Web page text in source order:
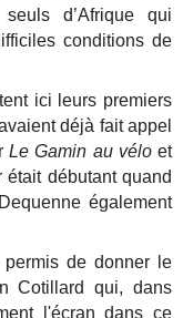
d’Afrique qui
conditions de
ici leurs premiers
déjà fait appel
Le Gamin au véloet
était débutant quand
également
permis de donner le
Cotillard qui, dans
l'écran dans ce